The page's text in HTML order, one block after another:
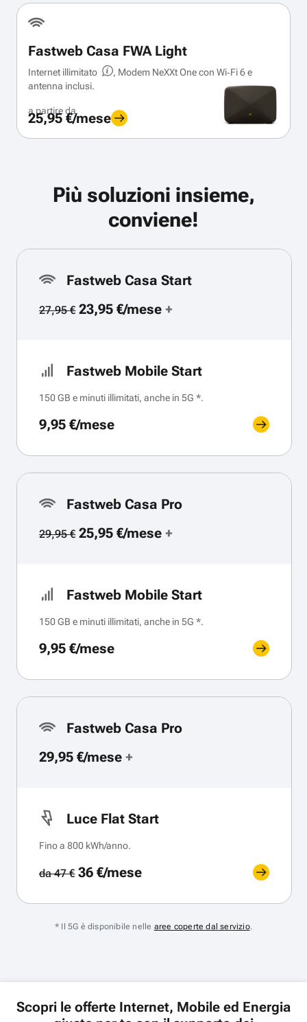
Fastweb Casa FWA Light
Internet illimitato
, Modem NeXXt One con Wi‑Fi 6 e
antenna inclusi.
a partire da
25,95 €/mese
Più soluzioni insieme,
conviene!
Fastweb Casa Start
27,95 €23,95 €/mese+
Fastweb Mobile Start
150 GB e minuti illimitati, anche in 5G *.
9,95 €/mese
Fastweb Casa Pro
29,95 €25,95 €/mese+
Fastweb Mobile Start
150 GB e minuti illimitati, anche in 5G *.
9,95 €/mese
Fastweb Casa Pro
29,95 €/mese +
Luce Flat Start
Fino a 800 kWh/anno.
da 47 €36 €/mese
* Il 5G è disponibile nelle aree coperte dal servizio.
Scopri le offerte Internet, Mobile ed Energia